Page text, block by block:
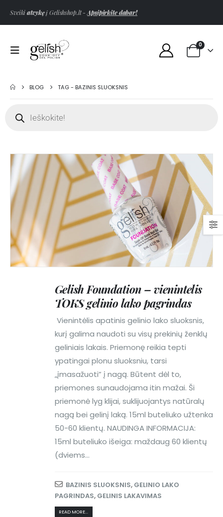
Sveikiatvykęį Gelishshop.lt -Apsipirkite dabar!
0
BLOG TAG -BAZINIS SLUOKSNIS
Gelish Foundation – vienintelis
TOKS gelinio lako pagrindas
Vienintėlis apatinis gelinio lako sluoksnis,
kurį galima naudoti su visų prekinių ženklų
geliniais lakais. Priemonę reikia tepti
ypatingai plonu sluoksniu, tarsi
„įmasažuoti” į nagą. Būtent dėl to,
priemones sunaudojama itin mažai. Ši
priemonė lyg klijai, suklijuojantys natūralų
nagą bei gelinį laką. 15ml buteliuko užtenka
50-60 klientų. NAUDINGA INFORMACIJA:
15ml buteliuko išeiga: maždaug 60 klientų
(dviems...
BAZINIS SLUOKSNIS, GELINIO LAKO
PAGRINDAS, GELINIS LAKAVIMAS
READ MORE...